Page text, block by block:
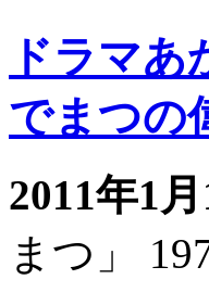
ドラマ
でまつの
2011年1月
まつ」